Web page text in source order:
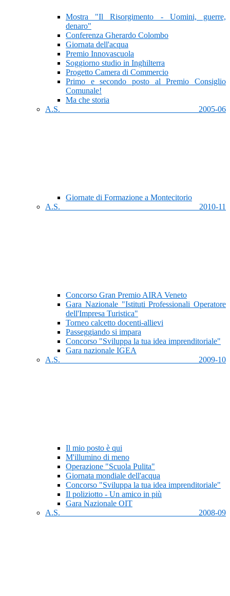
Mostra "Il Risorgimento - Uomini, guerre,
denaro"
Conferenza Gherardo Colombo
Giornata dell'acqua
Premio Innovascuola
Soggiorno studio in Inghilterra
Progetto Camera di Commercio
Primo e secondo posto al Premio Consiglio
Comunale!
Ma che storia
A.S. 2005-06
Giornate di Formazione a Montecitorio
A.S. 2010-11
Concorso Gran Premio AIRA Veneto
Gara Nazionale "Istituti Professionali Operatore
dell'Impresa Turistica"
Torneo calcetto docenti-allievi
Passeggiando si impara
Concorso "Sviluppa la tua idea imprenditoriale"
Gara nazionale IGEA
A.S. 2009-10
Il mio posto è qui
M'illumino di meno
Operazione "Scuola Pulita"
Giornata mondiale dell'acqua
Concorso "Sviluppa la tua idea imprenditoriale"
Il poliziotto - Un amico in più
Gara Nazionale OIT
A.S. 2008-09